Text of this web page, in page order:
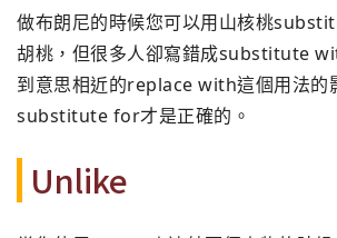
做布朗尼的時候您可以用山核桃
胡桃，但很多人卻寫錯成substitute
到意思相近的replace with這個用法的
substitute for才是正確的。
Unlike